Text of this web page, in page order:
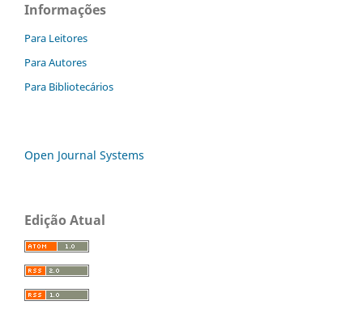
Informações
Para Leitores
Para Autores
Para Bibliotecários
Open Journal Systems
Edição Atual